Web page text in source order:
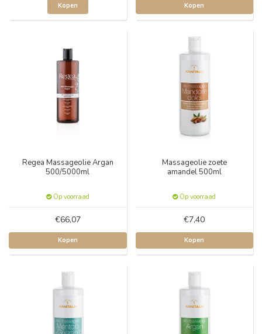
Kopen Kopen
Regea Massageolie Argan
500/5000ml
Op voorraad
€66,07
Kopen
Massageolie zoete
amandel 500ml
Op voorraad
€7,40
Kopen